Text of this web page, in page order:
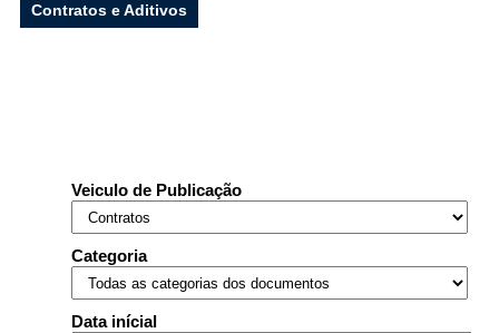
E-mail
AVENIDA JUSTINIANO DE CASTRO
DOURADO, 135, Centro, Lapão, BA,
44905000
Outros meios de contato
Contratos e Aditivos
Veiculo de Publicação
Categoria
Data inícial